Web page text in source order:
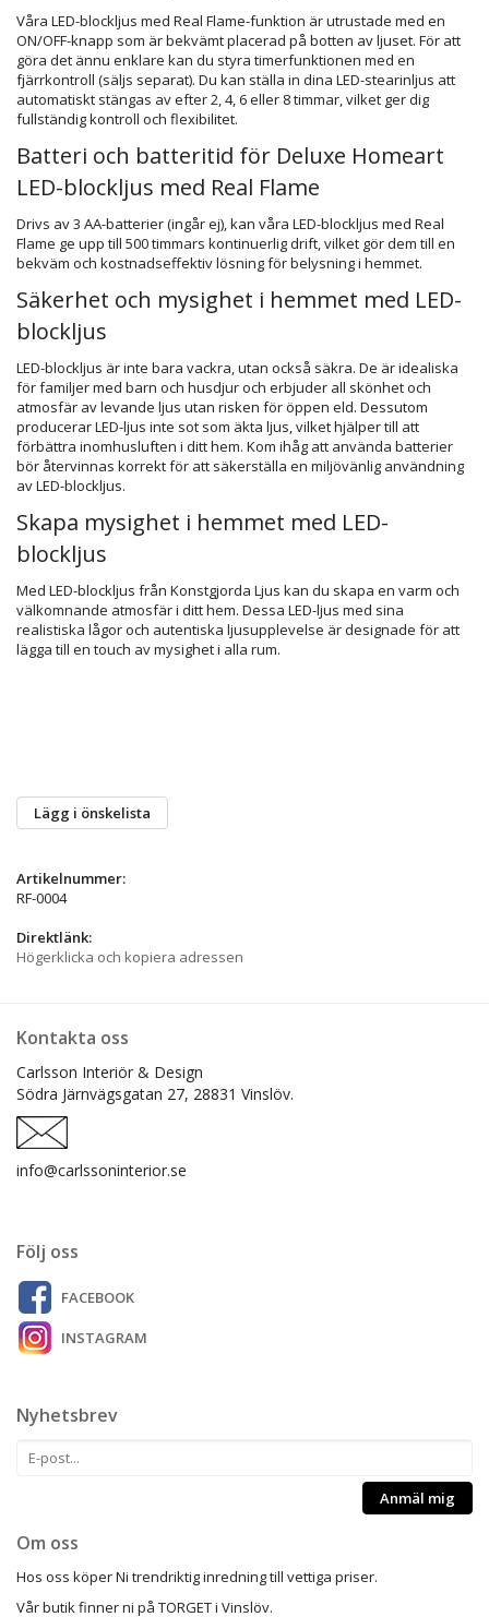
Våra LED-blockljus med Real Flame-funktion är utrustade med en
ON/OFF-knapp som är bekvämt placerad på botten av ljuset. För att
göra det ännu enklare kan du styra timerfunktionen med en
fjärrkontroll (säljs separat). Du kan ställa in dina LED-stearinljus att
automatiskt stängas av efter 2, 4, 6 eller 8 timmar, vilket ger dig
fullständig kontroll och flexibilitet.
Batteri och batteritid för Deluxe Homeart
LED-blockljus med Real Flame
Drivs av 3 AA-batterier (ingår ej), kan våra LED-blockljus med Real
Flame ge upp till 500 timmars kontinuerlig drift, vilket gör dem till en
bekväm och kostnadseffektiv lösning för belysning i hemmet.
Säkerhet och mysighet i hemmet med LED-
blockljus
LED-blockljus är inte bara vackra, utan också säkra. De är idealiska
för familjer med barn och husdjur och erbjuder all skönhet och
atmosfär av levande ljus utan risken för öppen eld. Dessutom
producerar LED-ljus inte sot som äkta ljus, vilket hjälper till att
förbättra inomhusluften i ditt hem. Kom ihåg att använda batterier
bör återvinnas korrekt för att säkerställa en miljövänlig användning
av LED-blockljus.
Skapa mysighet i hemmet med LED-
blockljus
Med LED-blockljus från Konstgjorda Ljus kan du skapa en varm och
välkomnande atmosfär i ditt hem. Dessa LED-ljus med sina
realistiska lågor och autentiska ljusupplevelse är designade för att
lägga till en touch av mysighet i alla rum.
Lägg i önskelista
Artikelnummer:
RF-0004
Direktlänk:
Högerklicka och kopiera adressen
Kontakta oss
Carlsson Interiör & Design
Södra Järnvägsgatan 27, 28831 Vinslöv.
info@carlssoninterior.se
Följ oss
FACEBOOK
INSTAGRAM
Nyhetsbrev
Anmäl mig
Om oss
Hos oss köper Ni trendriktig inredning till vettiga priser.
Vår butik finner ni på TORGET i Vinslöv.